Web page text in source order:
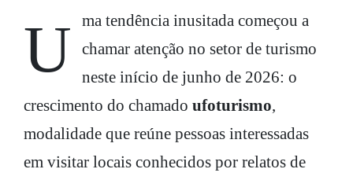
Uma tendência inusitada começou a
chamar atenção no setor de turismo
neste início de junho de 2026: o
crescimento do chamado ufoturismo,
modalidade que reúne pessoas interessadas
em visitar locais conhecidos por relatos de